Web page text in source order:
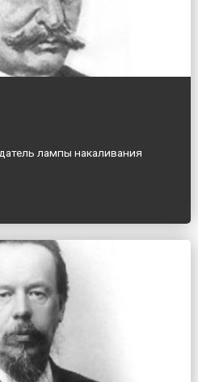
лампы накаливания